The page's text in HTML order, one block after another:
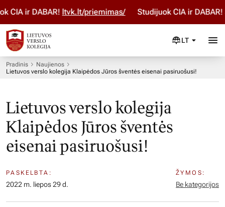
ir DABAR!ltvk.lt/priemimas/ Studijuok ČIA ir DABAR!
LT
Pradinis
Naujienos
Lietuvos verslo kolegija Klaipėdos Jūros šventės eisenai pasiruošusi!
Lietuvos verslo kolegija
Klaipėdos Jūros šventės
eisenai pasiruošusi!
PASKELBTA:
2022 m. liepos 29 d.
ŽYMOS:
Be kategorijos